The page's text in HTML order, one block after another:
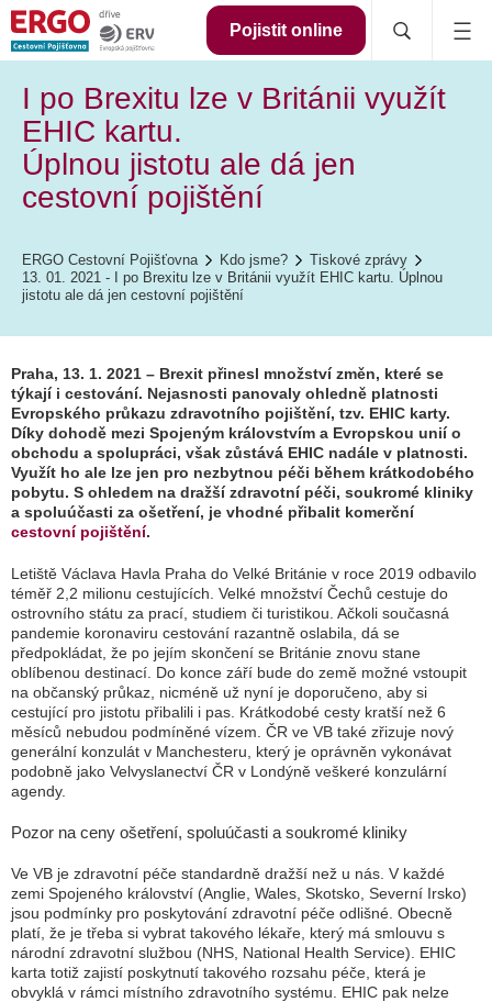
Pojistit online
I po Brexitu lze v Británii využít
EHIC kartu.
Úplnou jistotu ale dá jen
cestovní pojištění
ERGO Cestovní Pojišťovna Kdo jsme?
Tiskové zprávy
13. 01. 2021 - I po Brexitu lze v Británii využít EHIC kartu. Úplnou
jistotu ale dá jen cestovní pojištění
Praha, 13. 1. 2021 – Brexit přinesl množství změn, které se
týkají i cestování. Nejasnosti panovaly ohledně platnosti
Evropského průkazu zdravotního pojištění, tzv. EHIC karty.
Díky dohodě mezi Spojeným královstvím a Evropskou unií o
obchodu a spolupráci, však zůstává EHIC nadále v platnosti.
Využít ho ale lze jen pro nezbytnou péči během krátkodobého
pobytu. S ohledem na dražší zdravotní péči, soukromé kliniky
a spoluúčasti za ošetření, je vhodné přibalit komerční
cestovní pojištění.
Letiště Václava Havla Praha do Velké Británie v roce 2019 odbavilo
téměř 2,2 milionu cestujících. Velké množství Čechů cestuje do
ostrovního státu za prací, studiem či turistikou. Ačkoli současná
pandemie koronaviru cestování razantně oslabila, dá se
předpokládat, že po jejím skončení se Británie znovu stane
oblíbenou destinací. Do konce září bude do země možné vstoupit
na občanský průkaz, nicméně už nyní je doporučeno, aby si
cestující pro jistotu přibalili i pas. Krátkodobé cesty kratší než 6
měsíců nebudou podmíněné vízem. ČR ve VB také zřizuje nový
generální konzulát v Manchesteru, který je oprávněn vykonávat
podobně jako Velvyslanectví ČR v Londýně veškeré konzulární
agendy.
Pozor na ceny ošetření, spoluúčasti a soukromé kliniky
Ve VB je zdravotní péče standardně dražší než u nás. V každé
zemi Spojeného království (Anglie, Wales, Skotsko, Severní Irsko)
jsou podmínky pro poskytování zdravotní péče odlišné. Obecně
platí, že je třeba si vybrat takového lékaře, který má smlouvu s
národní zdravotní službou (NHS, National Health Service). EHIC
karta totiž zajistí poskytnutí takového rozsahu péče, která je
obvyklá v rámci místního zdravotního systému. EHIC pak nelze